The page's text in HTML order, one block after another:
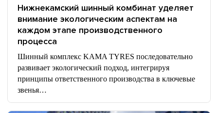
Нижнекамский шинный комбинат уделяет
внимание экологическим аспектам на
каждом этапе производственного
процесса
Шинный комплекс KAMA TYRES последовательно
развивает экологический подход, интегрируя
принципы ответственного производства в ключевые
звенья…